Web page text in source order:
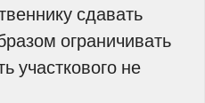
сдавать
ограничивать
участкового не